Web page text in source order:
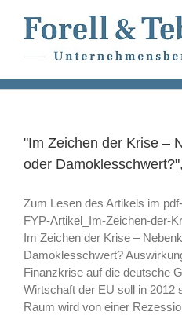
content
"Im Zeichen der Krise –
oder
Zum Lesen des Artikels im
FYP-Artikel_Im-Zeichen-der-
Im Zeichen der Krise –
Damoklesschwert?
Finanzkrise auf die deutsche
Wirtschaft der EU soll in 2012
Raum wird von einer